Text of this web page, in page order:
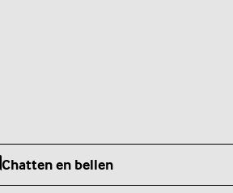
Chatten en bellen
(Externe link)